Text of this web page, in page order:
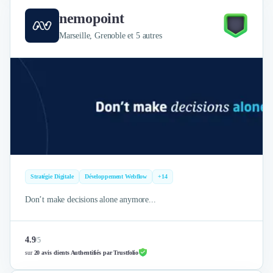
Clubs & Réseaux Professionnels
Espaces de Coworking
nemopoint
Marseille, Grenoble et 5 autres
Stratégie Digitale Développement Webflow +14
Don’t make decisions alone anymore...
4.9/5
sur20 avis clients Authentifiés par Trustfolio